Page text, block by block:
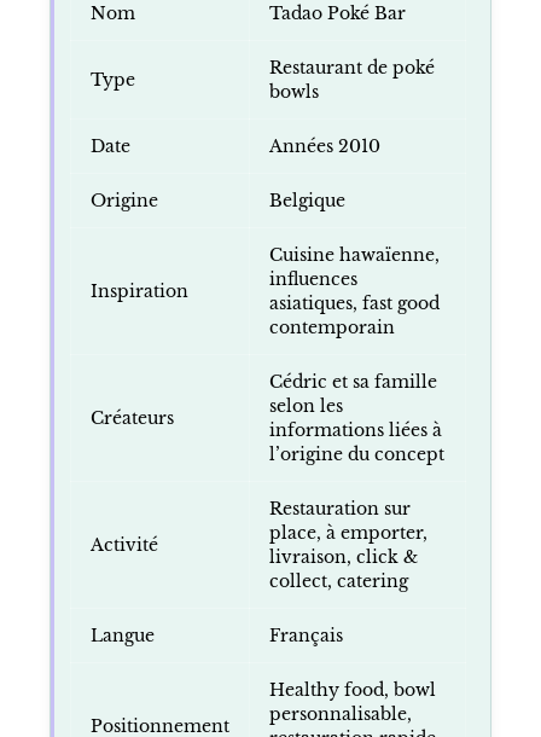
Nom Tadao Poké Bar
Type
Restaurant de poké
bowls
Date Années 2010
Origine Belgique
Inspiration
Cuisine hawaïenne,
influences
asiatiques, fast good
contemporain
Créateurs
Cédric et sa famille
selon les
informations liées à
l’origine du concept
Activité
Restauration sur
place, à emporter,
livraison, click &
collect, catering
Langue Français
Positionnement
Healthy food, bowl
personnalisable,